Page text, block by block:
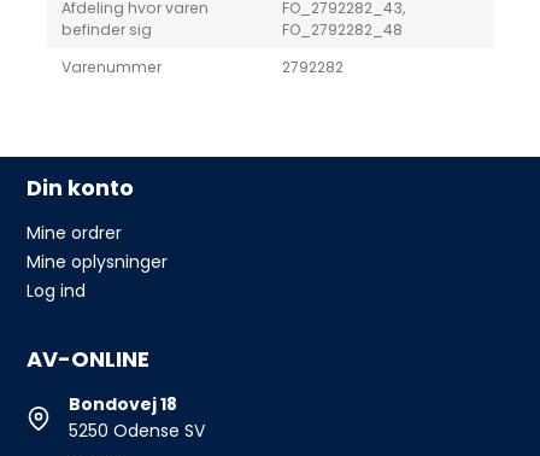
Afdeling hvor varen
befinder sig
FO_2792282_43,
FO_2792282_48
Varenummer
2792282
Din konto
Mine ordrer
Mine oplysninger
Log ind
AV-ONLINE
Bondovej 18
5250 Odense SV